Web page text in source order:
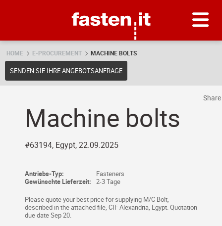
HOME E-PROCUREMENT MACHINE BOLTS
SENDEN SIE IHRE ANGEBOTSANFRAGE
Machine bolts
#63194, Egypt, 22.09.2025
Antriebs-Typ:
Fasteners
Gewünschte Lieferzeit:
2-3 Tage
Please quote your best price for supplying M/C Bolt,
described in the attached file, CIF Alexandria, Egypt. Quotation
due date Sep 20.
Share